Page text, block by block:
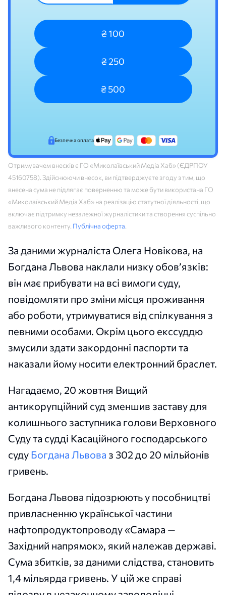
₴ 100
₴ 250
₴ 500
Безпечна оплата
Отримувачем внесків є ГО «Миколаївський Медіа Хаб» (ЄДРПОУ
45160758). Здійснюючи внесок, ви підтверджуєте згоду з тим, що
внесена сума не підлягає поверненню та може бути використана ГО
«Миколаївський Медіа Хаб» на реалізацію статутної діяльності, що
включає підтримку незалежної журналістики та створення суспільно
важливого контенту. Публічна оферта.
За даними журналіста Олега Новікова, на
Богдана Львова наклали низку обов’язків:
він має прибувати на всі вимоги суду,
повідомляти про зміни місця проживання
або роботи, утримуватися від спілкування з
певними особами. Окрім цього екссуддю
змусили здати закордонні паспорти та
наказали йому носити електронний браслет.
Нагадаємо, 20 жовтня Вищий
антикорупційний суд зменшив заставу для
колишнього заступника голови Верховного
Суду та судді Касаційного господарського
суду Богдана Львова з 302 до 20 мільйонів
гривень.
Богдана Львова підозрюють у пособництві
привласненню української частини
нафтопродуктопроводу «Самара —
Західний напрямок», який належав державі.
Сума збитків, за даними слідства, становить
1,4 мільярда гривень. У цій же справі